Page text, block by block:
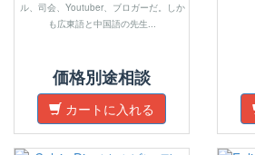
ル、司会、Youtuber、ブロガーだ。しか
も広東語と中国語の先生...
価格別途相談
カートに入れる